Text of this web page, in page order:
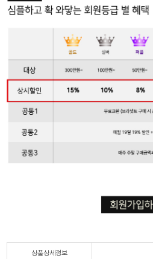
상품상세정보